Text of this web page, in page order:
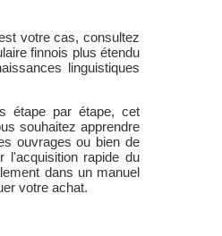
votre cas, consultez
finnois plus étendu
linguistiques
étape par étape, cet
souhaitez apprendre
ouvrages ou bien de
l'acquisition rapide du
dans un manuel
votre achat.